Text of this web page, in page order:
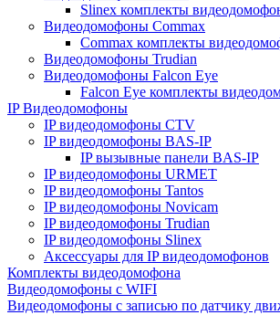
Slinex комплекты
Видеодомофоны Commax
Commax комплекты
Видеодомофоны Trudian
Видеодомофоны Falcon Eye
Falcon Eye комплекты
IP Видеодомофоны
IP видеодомофоны CTV
IP видеодомофоны BAS-IP
IP вызывные панели BAS-IP
IP видеодомофоны URMET
IP видеодомофоны Tantos
IP видеодомофоны Novicam
IP видеодомофоны Trudian
IP видеодомофоны Slinex
Аксессуары для IP видеодомофонов
Комплекты видеодомофона
Видеодомофоны с WIFI
Видеодомофоны с записью по датчику